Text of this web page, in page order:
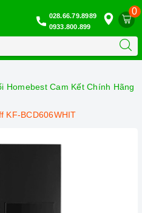
0
028.66.79.8989
0933.800.899
Homebest Cam Kết Chính Hãng
KF-BCD606WHIT